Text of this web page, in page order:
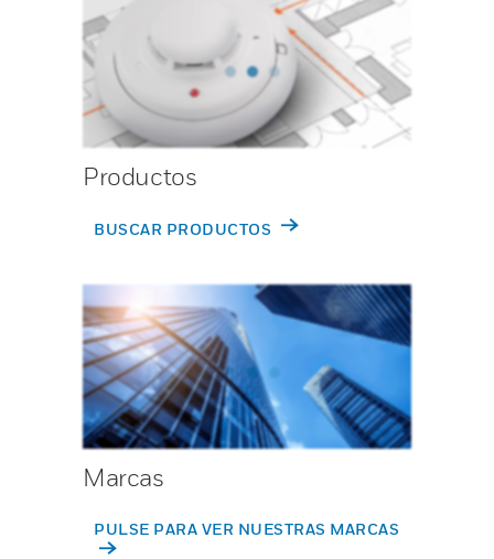
Productos
BUSCAR PRODUCTOS
Marcas
PULSE PARA VER NUESTRAS MARCAS